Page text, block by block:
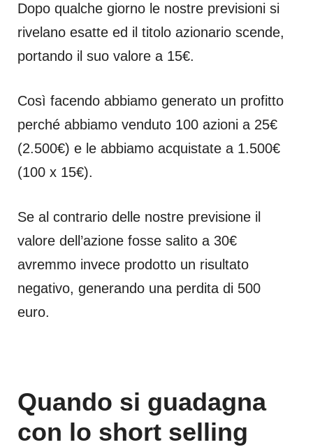
Dopo qualche giorno le nostre previsioni si
rivelano esatte ed il titolo azionario scende,
portando il suo valore a 15€.
Così facendo abbiamo generato un profitto
perché abbiamo venduto 100 azioni a 25€
(2.500€) e le abbiamo acquistate a 1.500€
(100 x 15€).
Se al contrario delle nostre previsione il
valore dell’azione fosse salito a 30€
avremmo invece prodotto un risultato
negativo, generando una perdita di 500
euro.
Quando si guadagna
con lo short selling